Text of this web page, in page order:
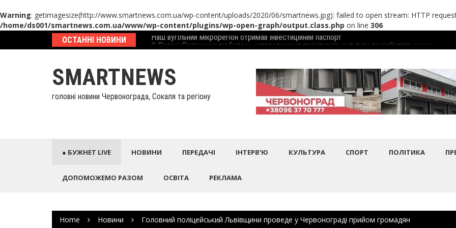
Warning: getimagesize(http://www.smartnews.com.ua/wp-content/uploads/2020/06/smartnews.jpg): failed to open stream: HTTP
/home/ds001/smartnews.com.ua/www/wp-content/plugins/wp-open-graph/output.class.php on line 306
ОСТАННІ НОВИНИ
Наш вугільний мікрорегіон отримав інвеcтиційний паспорт
У Палаці Потоцьких відбулось нагородження працівників культури та майстрів народного
SMARTNEWS
головні новини Червонограда, Сокаля та регіону
● БУЖНЕТ LIVE НОВИНИ ПЕРЕДАЧІ ІНТЕРВ’Ю КУЛЬТУРА СПОРТ ПОЛІТИКА
ДОПОМОЖЕМО РАЗОМ ОСВІТА РЕКЛАМА
Home Новини Головний поліцейський Львівщини проведе у Червонограді прийом громадян